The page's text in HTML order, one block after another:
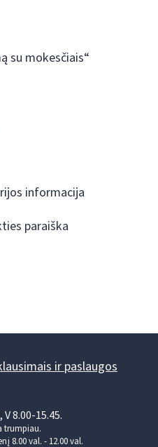
su mokesčiais“
informacija
paraiška
ir paslaugos
8.00-15.45.
trumpiau.
8.00 val. - 12.00 val.